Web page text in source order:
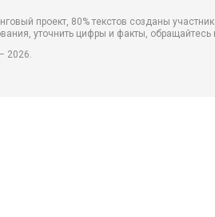
проект, 80% текстов созданы
уточнить цифры и факты,
2026.